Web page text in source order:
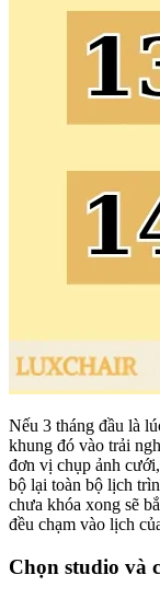
Nếu 3 tháng đầu là
khung đó vào trải
đơn vị chụp ảnh
bộ lại toàn bộ lịch
chưa khóa xong sẽ
đều chạm vào lịch
Chọn studio và